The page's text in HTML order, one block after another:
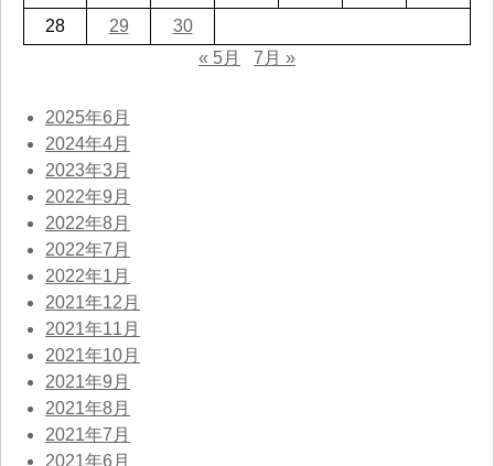
28
29
30
« 5月
7月 »
2025年6月
2024年4月
2023年3月
2022年9月
2022年8月
2022年7月
2022年1月
2021年12月
2021年11月
2021年10月
2021年9月
2021年8月
2021年7月
2021年6月